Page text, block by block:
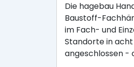
Die hagebau
Baustoff-
im Fach- und
Standorte in acht
angeschlossen -